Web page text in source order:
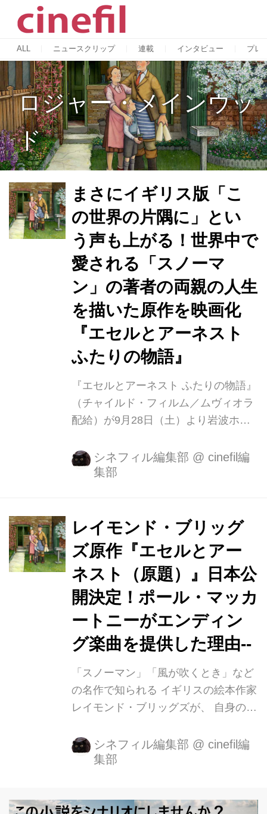
ALL ニュースクリップ 連載 インタビュー プレ
ロジャー・メインウッ
ド
まさにイギリス版「こ
の世界の片隅に」とい
う声も上がる！世界中で
愛される「スノーマ
ン」の著者の両親の人生
を描いた原作を映画化
『エセルとアーネスト
ふたりの物語』
『エセルとアーネスト ふたりの物語』
（チャイルド・フィルム／ムヴィオラ
配給）が9月28日（土）より岩波ホー
度、ポスタービジュアル＆場面写真が
解禁されました。 世界中で愛される
映画化。 日本初上映の「東京アニメア
ワードフェスティバル2019」で〝イギ
リス版『この世界の片隅に』！〟と感
動を呼んだ話題作。 「スノーマン」
「風が吹くとき」などの名作で知られ
るイギリスの絵本作家レイモンド・ブ
リッグズが、自身の両親の人生を描い
た「エセルとアーネスト」（8月バベ
メー...
シネフィル編集部 @ cinefil編
集部
レイモンド・ブリッグ
ズ原作『エセルとアー
ネスト（原題）』日本公
開決定！ポール・マッカ
ートニーがエンディン
グ楽曲を提供した理由--
「スノーマン」「風が吹くとき」など
の名作で知られる イギリスの絵本作家
レイモンド・ブリッグズが、 自身の両
ル 「エセルとアーネスト」を原作とし
た映画 『エセルとアーネスト（原
人公の声を演じるのは、イギリスを代
シネフィル編集部 @ cinefil編
集部